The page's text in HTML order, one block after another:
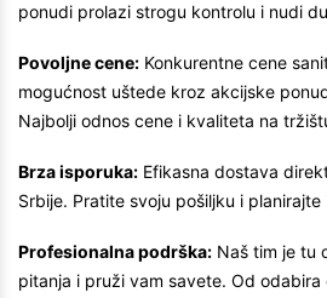
ponudi prolazi strogu kontrolu i nudi
Povoljne cene: Konkurentne cene
mogućnost uštede kroz akcijske
Najbolji odnos cene i kvaliteta na
Brza isporuka: Efikasna dostava
Srbije. Pratite svoju pošiljku i
Profesionalna podrška: Naš tim je tu
pitanja i pruži vam savete. Od